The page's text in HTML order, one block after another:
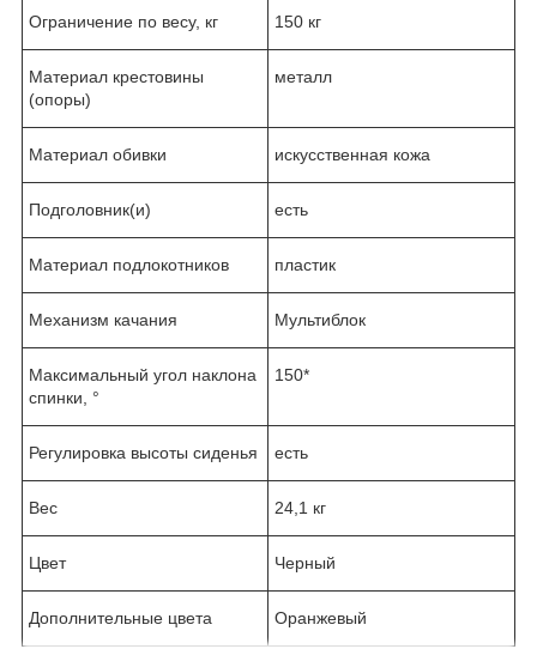
Ограничение по весу, кг 150 кг
Материал крестовины
(опоры)
металл
Материал обивки искусственная кожа
Подголовник(и) есть
Материал подлокотников пластик
Механизм качания Мультиблок
Максимальный угол наклона
спинки, °
150*
Регулировка высоты сиденья есть
Вес 24,1 кг
Цвет Черный
Дополнительные цвета Оранжевый